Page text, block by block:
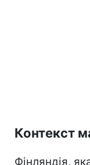
Контекст
Фінляндія,